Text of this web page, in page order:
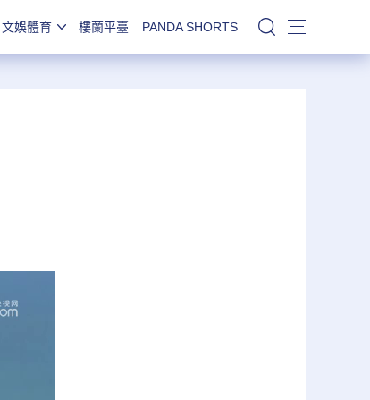
文娛體育 樓蘭平臺 PANDA SHORTS 站內搜索